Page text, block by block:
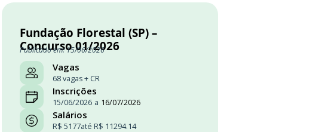
Fundação Florestal (SP) –
Concurso 01/2026
Publicado em: 15/06/2026
Vagas
68 vagas + CR
Inscrições
15/06/2026 a 16/07/2026
Salários
R$ 5177até R$ 11294.14